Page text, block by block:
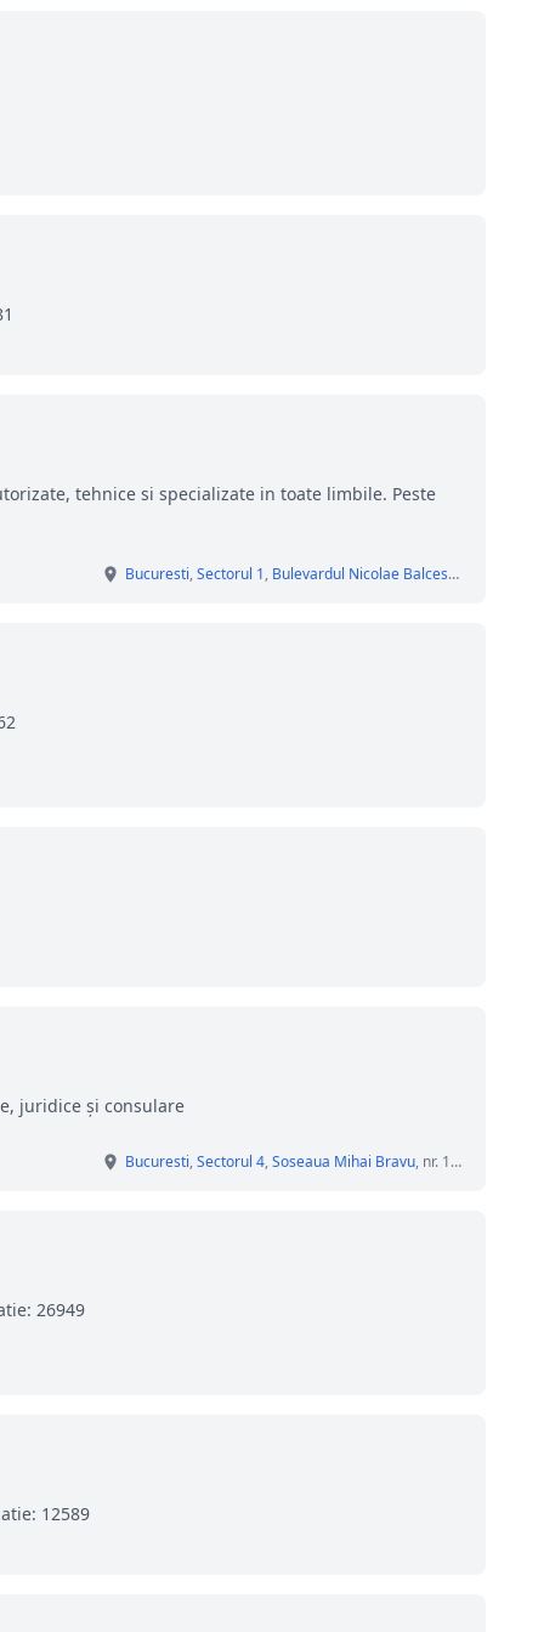
tehnice si specializate in toate limbile. Peste
Bucuresti,Sectorul 1, Bulevardul Nicolae Balcescu
juridice și consulare
Bucuresti,Sectorul 4,Soseaua Mihai Bravu, nr. 110
26949
12589